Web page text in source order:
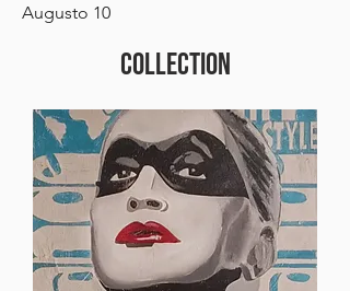
Augusto 10
COLLECTION